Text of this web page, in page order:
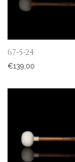
67-5-24
€139,00